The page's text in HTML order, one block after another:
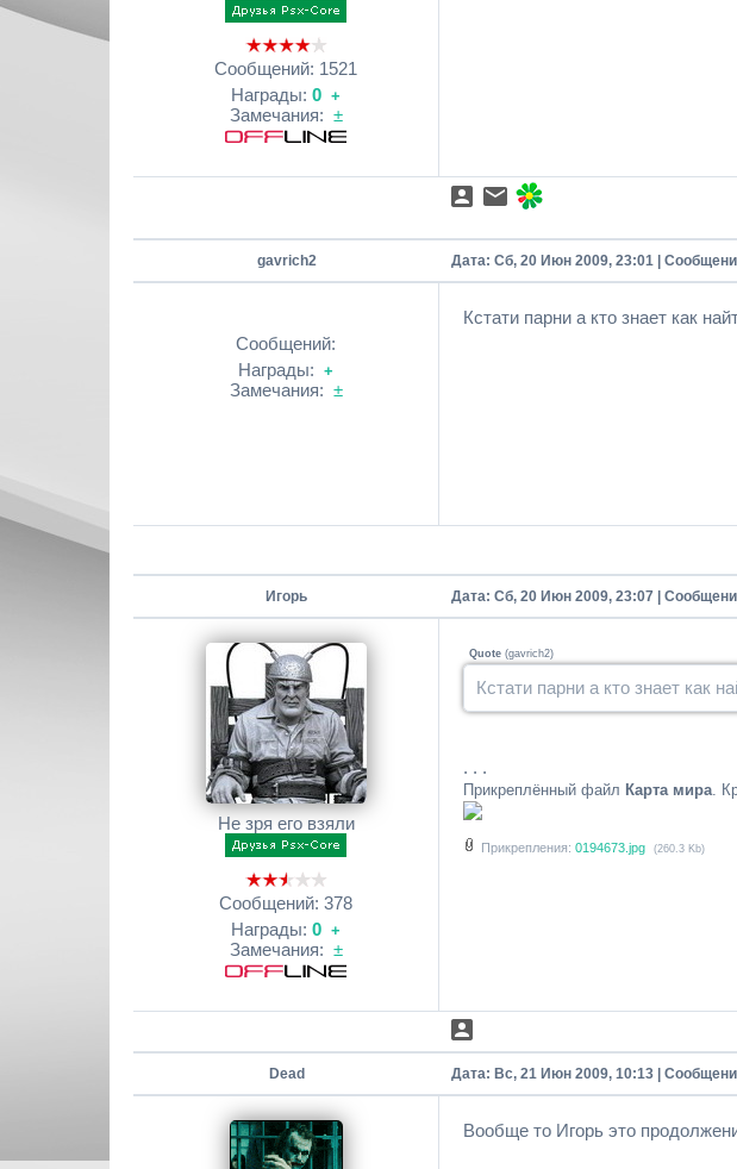
Сообщений: 1521
Награды: 0 +
Замечания: ±
gavrich2 Дата: Сб, 20 Июн 2009, 23:01 |
Сообщений:
Награды: +
Замечания: ±
Кстати парни а кто знает как
Игорь Дата: Сб, 20 Июн 2009, 23:07 |
Не зря его взяли
Сообщений: 378
Награды: 0 +
Замечания: ±
Quote (gavrich2)
Кстати парни а кто знает как
. . .
Прикреплённый файл Карта мира.
Прикрепления: 0194673.jpg (260.3 Kb)
Dead Дата: Вс, 21 Июн 2009, 10:13 |
Вообще то Игорь это